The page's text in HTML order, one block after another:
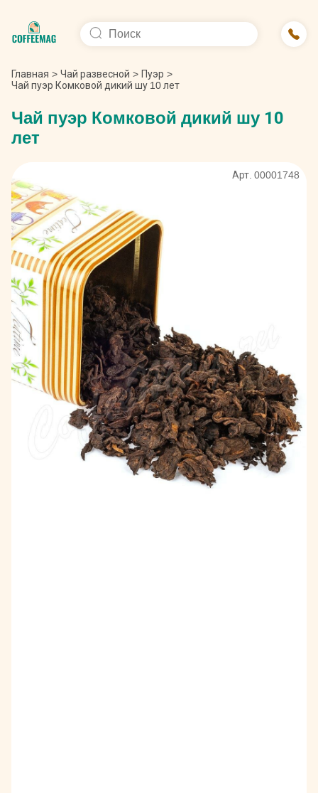
Главная > Чай развесной > Пуэр >
Чай пуэр Комковой дикий шу 10 лет
Чай пуэр Комковой дикий шу 10
лет
Арт. 00001748